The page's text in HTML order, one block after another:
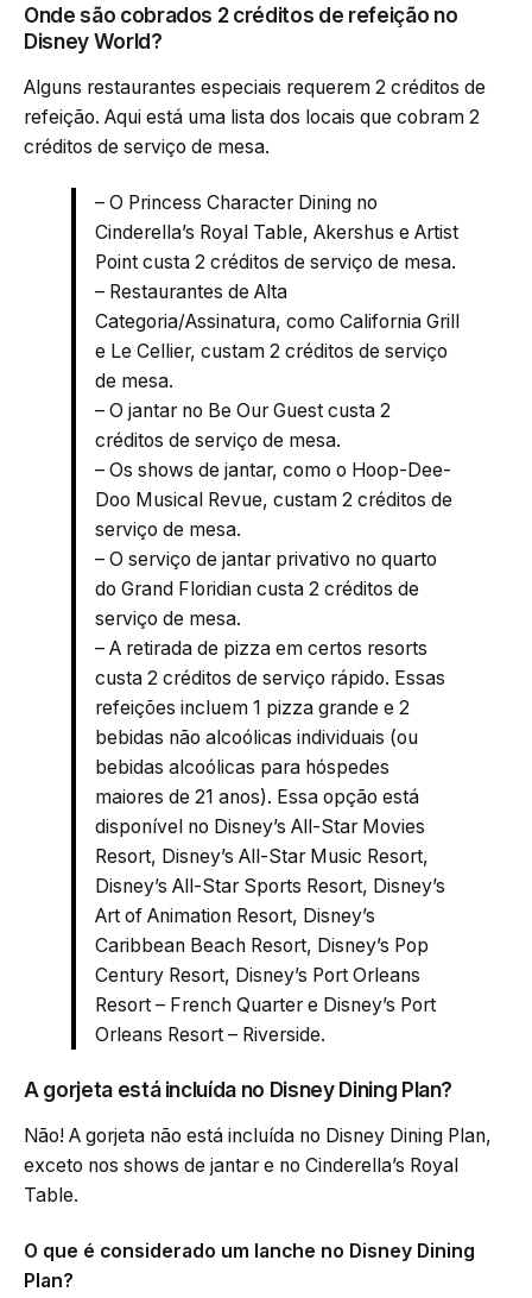
Onde são cobrados 2 créditos de refeição no
Disney World?
Alguns restaurantes especiais requerem 2 créditos de
refeição. Aqui está uma lista dos locais que cobram 2
créditos de serviço de mesa.
– O Princess Character Dining no
Cinderella’s Royal Table, Akershus e Artist
Point custa 2 créditos de serviço de mesa.
– Restaurantes de Alta
Categoria/Assinatura, como California Grill
e Le Cellier, custam 2 créditos de serviço
de mesa.
– O jantar no Be Our Guest custa 2
créditos de serviço de mesa.
– Os shows de jantar, como o Hoop-Dee-
Doo Musical Revue, custam 2 créditos de
serviço de mesa.
– O serviço de jantar privativo no quarto
do Grand Floridian custa 2 créditos de
serviço de mesa.
– A retirada de pizza em certos resorts
custa 2 créditos de serviço rápido. Essas
refeições incluem 1 pizza grande e 2
bebidas não alcoólicas individuais (ou
bebidas alcoólicas para hóspedes
maiores de 21 anos). Essa opção está
disponível no Disney’s All-Star Movies
Resort, Disney’s All-Star Music Resort,
Disney’s All-Star Sports Resort, Disney’s
Art of Animation Resort, Disney’s
Caribbean Beach Resort, Disney’s Pop
Century Resort, Disney’s Port Orleans
Resort – French Quarter e Disney’s Port
Orleans Resort – Riverside.
A gorjeta está incluída no Disney Dining Plan?
Não! A gorjeta não está incluída no Disney Dining Plan,
exceto nos shows de jantar e no Cinderella’s Royal
Table.
O que é considerado um lanche no Disney Dining
Plan?